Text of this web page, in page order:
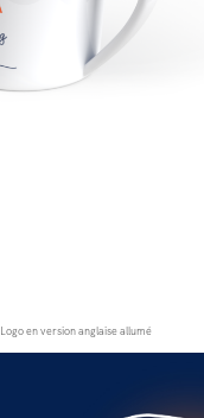
Logo en version anglaise allumé